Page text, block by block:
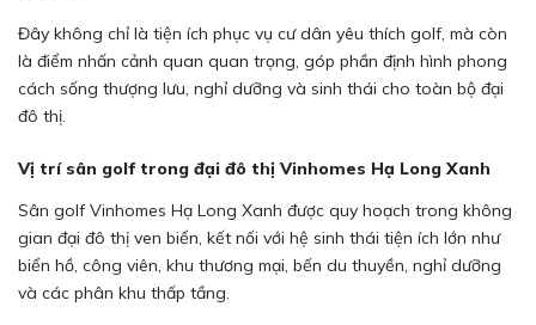
Đây không chỉ là tiện ích phục vụ cư dân yêu thích golf, mà còn
là điểm nhấn cảnh quan quan trọng, góp phần định hình phong
cách sống thượng lưu, nghỉ dưỡng và sinh thái cho toàn bộ đại
đô thị.
Vị trí sân golf trong đại đô thị Vinhomes Hạ Long Xanh
Sân golf Vinhomes Hạ Long Xanh được quy hoạch trong không
gian đại đô thị ven biển, kết nối với hệ sinh thái tiện ích lớn như
biển hồ, công viên, khu thương mại, bến du thuyền, nghỉ dưỡng
và các phân khu thấp tầng.